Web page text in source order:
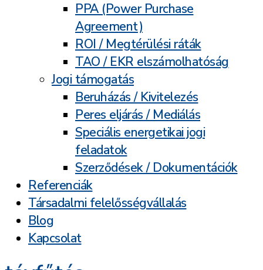
PPA (Power Purchase
Agreement)
ROI / Megtérülési ráták
TAO / EKR elszámolhatóság
Jogi támogatás
Beruházás / Kivitelezés
Peres eljárás / Mediálás
Speciális energetikai jogi
feladatok
Szerződések / Dokumentációk
Referenciák
Társadalmi felelősségvállalás
Blog
Kapcsolat